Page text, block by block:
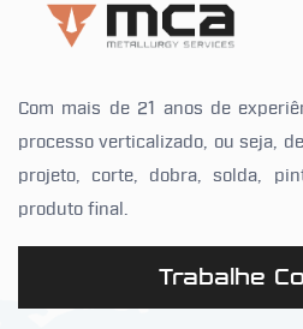
Com mais de 21 anos de
processo verticalizado, ou seja,
projeto, corte, dobra, solda,
produto final.
Trabalhe